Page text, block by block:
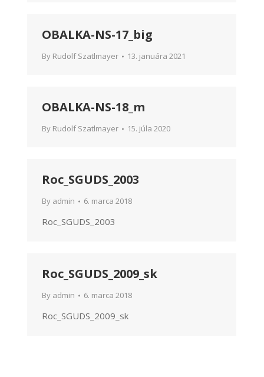
OBALKA-NS-17_big
By Rudolf Szatlmayer 13. januára 2021
OBALKA-NS-18_m
By Rudolf Szatlmayer 15. júla 2020
Roc_SGUDS_2003
By admin 6. marca 2018
Roc_SGUDS_2003
Roc_SGUDS_2009_sk
By admin 6. marca 2018
Roc_SGUDS_2009_sk